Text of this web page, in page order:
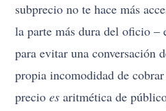
subprecio no te hace más
la parte más dura del oficio –
para evitar una conversación
propia incomodidad de
precioes aritmética de